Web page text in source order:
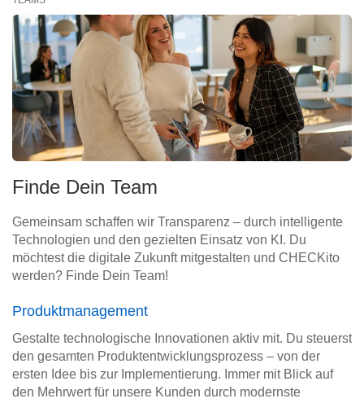
Finde Dein Team
Gemeinsam schaffen wir Transparenz – durch intelligente
Technologien und den gezielten Einsatz von KI. Du
möchtest die digitale Zukunft mitgestalten und CHECKito
werden? Finde Dein Team!
Produktmanagement
Gestalte technologische Innovationen aktiv mit. Du steuerst
den gesamten Produktentwicklungsprozess – von der
ersten Idee bis zur Implementierung. Immer mit Blick auf
den Mehrwert für unsere Kunden durch modernste